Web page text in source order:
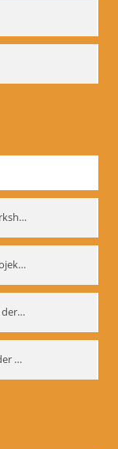
Internationaler Biomechanik-Workshop, Moskau 1993
Internationales Theater Labor Projekt: Play Don Juan
„Karlsson vom Dach“ am Theater der Satire, Moskau 1985
„Warten auf Godot“ am Theater der Saire, Moskau 1980er